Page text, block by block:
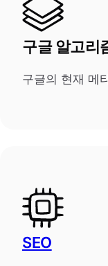
구글 알고리
구글의 현재 메
SEO